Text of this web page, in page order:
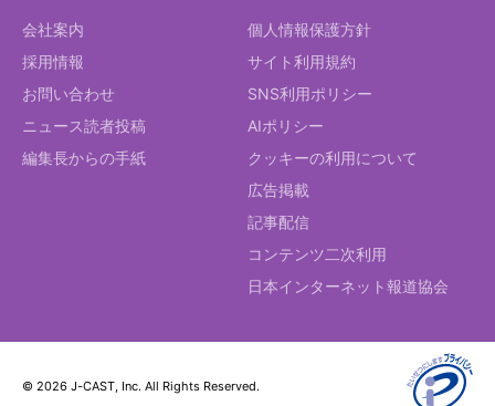
会社案内
採用情報
お問い合わせ
ニュース読者投稿
編集長からの手紙
個人情報保護方針
サイト利用規約
SNS利用ポリシー
AIポリシー
クッキーの利用について
広告掲載
記事配信
コンテンツ二次利用
日本インターネット報道協会
© 2026 J-CAST, Inc. All Rights Reserved.